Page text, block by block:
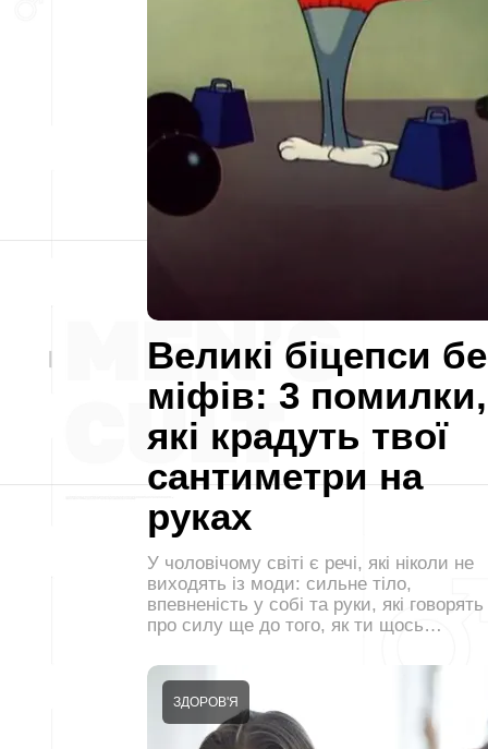
Великі біцепси
міфів: 3 помилки,
які крадуть твої
сантиметри на
руках
У чоловічому світі є речі, які ніколи не
виходять із моди: сильне тіло,
впевненість у собі та руки, які говорять
про силу ще до того, як ти щось…
ЗДОРОВ'Я